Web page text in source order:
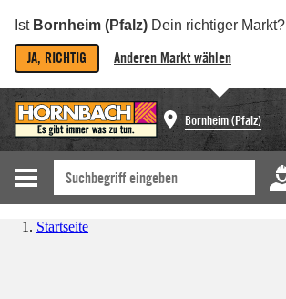
Ist Bornheim (Pfalz) Dein richtiger Markt?
JA, RICHTIG Anderen Markt wählen
Bornheim (Pfalz)
Startseite